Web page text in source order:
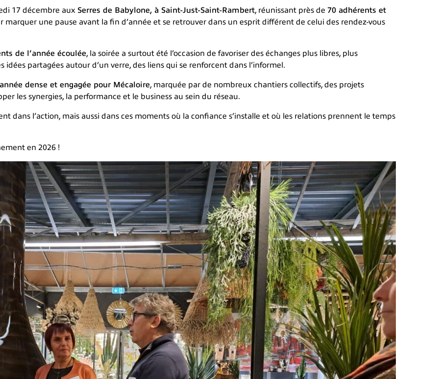
17 décembre aux Serres de Babylone, à Saint-Just-Saint-Rambert, réunissant près de 70 adhérents et
une pause avant la fin d’année et se retrouver dans un esprit différent de celui des rendez-vous
de l’année écoulée, la soirée a surtout été l’occasion de favoriser des échanges plus libres, plus
idées partagées autour d’un verre, des liens qui se renforcent dans l’informel.
année dense et engagée pour Mécaloire, marquée par de nombreux chantiers collectifs, des projets
les synergies, la performance et le business au sein du réseau.
dans l’action, mais aussi dans ces moments où la confiance s’installe et où les relations prennent le temps
en 2026 !